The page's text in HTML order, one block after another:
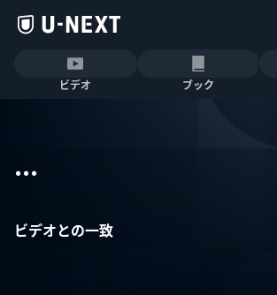
ビデオ ブック
...
ビデオとの一致